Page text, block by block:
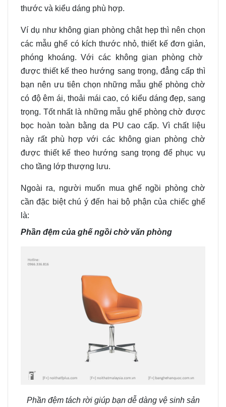
thước và kiểu dáng phù hợp.
Ví dụ như không gian phòng chật hẹp thì nên chọn
các mẫu ghế có kích thước nhỏ, thiết kế đơn giản,
phóng khoáng. Với các không gian phòng chờ
được thiết kế theo hướng sang trọng, đẳng cấp thì
bạn nên ưu tiên chọn những mẫu ghế phòng chờ
có độ êm ái, thoải mái cao, có kiểu dáng đẹp, sang
trọng. Tốt nhất là những mẫu ghế phòng chờ được
bọc hoàn toàn bằng da PU cao cấp. Vì chất liệu
này rất phù hợp với các không gian phòng chờ
được thiết kế theo hướng sang trọng để phục vụ
cho tầng lớp thượng lưu.
Ngoài ra, người muốn mua ghế ngồi phòng chờ
cần đặc biệt chú ý đến hai bộ phận của chiếc ghế
là:
Phần đệm của ghế ngồi chờ văn phòng
Phần đệm tách rời giúp bạn dễ dàng vệ sinh sản